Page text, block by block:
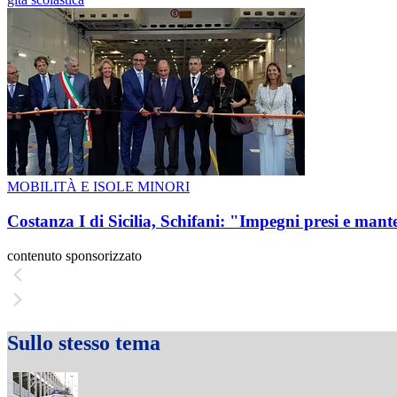
MOBILITÀ E ISOLE MINORI
Costanza I di Sicilia, Schifani: "Impegni presi e
contenuto sponsorizzato
Sullo stesso tema